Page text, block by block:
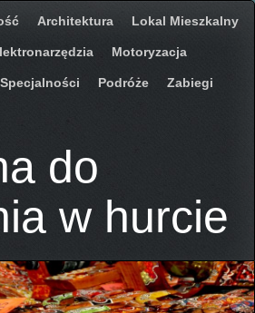
Architektura Lokal Mieszkalny
Motoryzacja
Specjalności Podróże Zabiegi
do
w hurcie